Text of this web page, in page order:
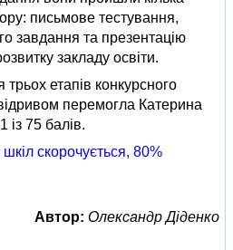
письмове тестування,
завдання та презентацію
закладу освіти.
трьох етапів конкурсного
перемогла Катерина
із 75 балів.
скорочується, 80%
Автор: Олександр Діденко